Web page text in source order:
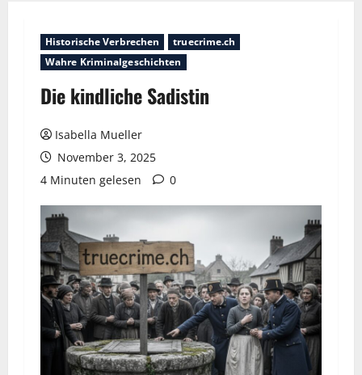
Historische Verbrechen
truecrime.ch
Wahre Kriminalgeschichten
Die kindliche Sadistin
Isabella Mueller
November 3, 2025
4 Minuten gelesen
0